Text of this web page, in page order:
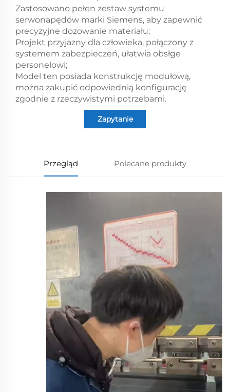
Zastosowano pełen zestaw systemu
serwonapędów marki Siemens, aby zapewnić
precyzyjne dozowanie materiału;
Projekt przyjazny dla człowieka, połączony z
systemem zabezpieczeń, ułatwia obsłge
personelowi;
Model ten posiada konstrukcję modułową,
można zakupić odpowiednią konfigurację
zgodnie z rzeczywistymi potrzebami.
Zapytanie
Przegląd Polecane produkty